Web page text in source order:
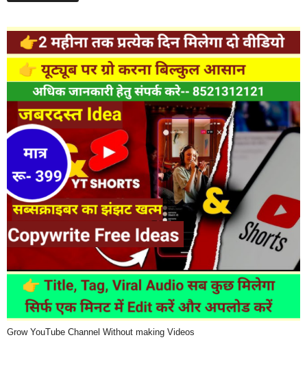
Grow YouTube Channel Without making Videos